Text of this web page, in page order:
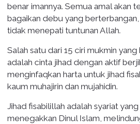
benar imannya. Semua amal akan
bagaikan debu yang berterbangan,
tidak menepati tuntunan Allah.
Salah satu dari 15 ciri mukmin yang
adalah cinta jihad dengan aktif
menginfaqkan harta untuk jihad
kaum muhajirin dan mujahidin.
Jihad fisabilillah adalah syariat
menegakkan Dinul Islam,